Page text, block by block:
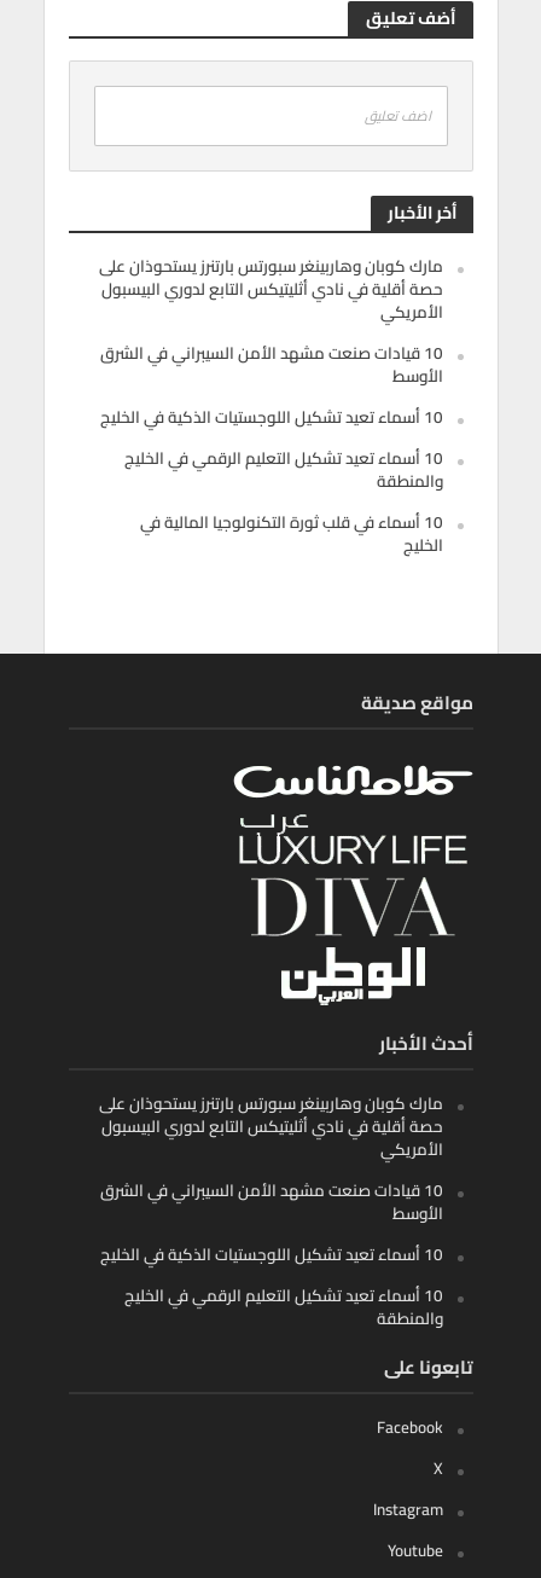
أضف تعليق
اضف تعليق
أخر الأخبار
مارك كوبان وهاربينغر سبورتس بارتنرز يستحوذان على
حصة أقلية في نادي أثليتيكس التابع لدوري البيسبول
الأمريكي
10 قيادات صنعت مشهد الأمن السيبراني في الشرق
الأوسط
10 أسماء تعيد تشكيل اللوجستيات الذكية في الخليج
10 أسماء تعيد تشكيل التعليم الرقمي في الخليج
والمنطقة
10 أسماء في قلب ثورة التكنولوجيا المالية في
الخليج
مواقع صديقة
أحدث الأخبار
مارك كوبان وهاربينغر سبورتس بارتنرز يستحوذان على
حصة أقلية في نادي أثليتيكس التابع لدوري البيسبول
الأمريكي
10 قيادات صنعت مشهد الأمن السيبراني في الشرق
الأوسط
10 أسماء تعيد تشكيل اللوجستيات الذكية في الخليج
10 أسماء تعيد تشكيل التعليم الرقمي في الخليج
والمنطقة
تابعونا على
Facebook
X
Instagram
Youtube